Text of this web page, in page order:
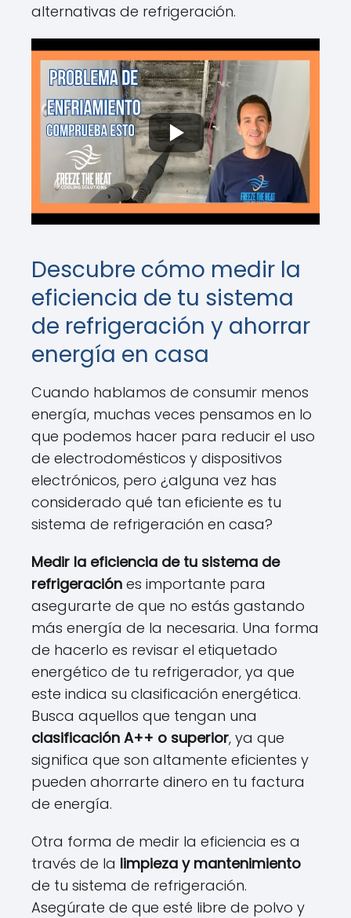
alternativas de refrigeración.
Descubre cómo medir la
eficiencia de tu sistema
de refrigeración y ahorrar
energía en casa
Cuando hablamos de consumir menos
energía, muchas veces pensamos en lo
que podemos hacer para reducir el uso
de electrodomésticos y dispositivos
electrónicos, pero ¿alguna vez has
considerado qué tan eficiente es tu
sistema de refrigeración en casa?
Medir la eficiencia de tu sistema de
refrigeración es importante para
asegurarte de que no estás gastando
más energía de la necesaria. Una forma
de hacerlo es revisar el etiquetado
energético de tu refrigerador, ya que
este indica su clasificación energética.
Busca aquellos que tengan una
clasificación A++ o superior, ya que
significa que son altamente eficientes y
pueden ahorrarte dinero en tu factura
de energía.
Otra forma de medir la eficiencia es a
través de la limpieza y mantenimiento
de tu sistema de refrigeración.
Asegúrate de que esté libre de polvo y